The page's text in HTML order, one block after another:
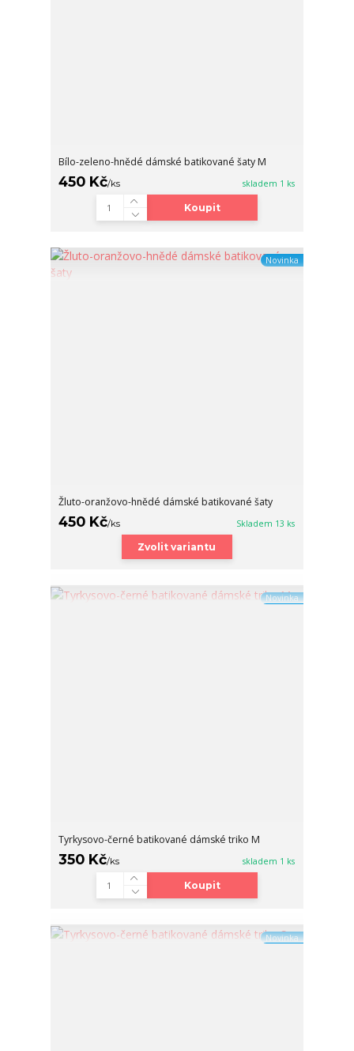
Bílo-zeleno-hnědé dámské batikované šaty M
450 Kč/ks skladem 1 ks
Koupit
Novinka
Žluto-oranžovo-hnědé dámské batikované šaty
450 Kč/ks Skladem 13 ks
Zvolit variantu
Novinka
Tyrkysovo-černé batikované dámské triko M
350 Kč/ks skladem 1 ks
Koupit
Novinka